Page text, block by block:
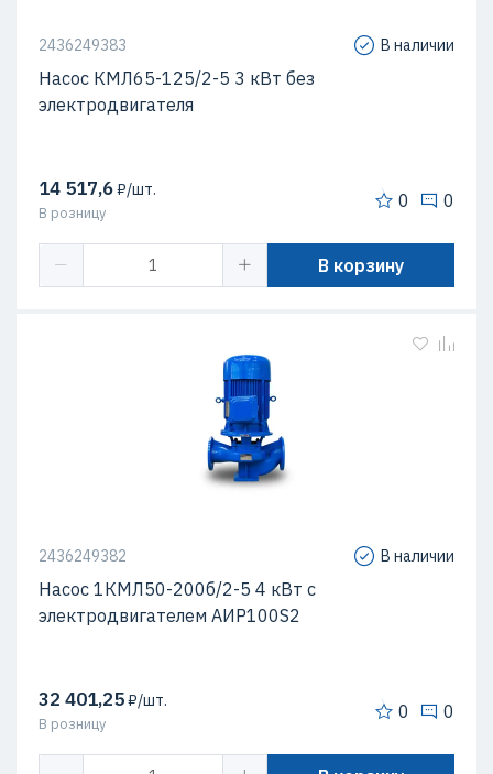
2436249383 В наличии
Насос КМЛ65-125/2-5 3 кВт без
электродвигателя
14 517,6₽/шт.
В розницу
0 0
В корзину
2436249382 В наличии
Насос 1КМЛ50-200б/2-5 4 кВт c
электродвигателем АИР100S2
32 401,25₽/шт.
В розницу
0 0